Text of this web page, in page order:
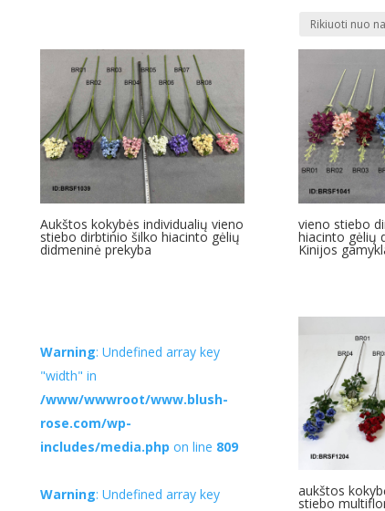
Aukštos kokybės individualių vieno
stiebo dirbtinio šilko hiacinto gėlių
didmeninė prekyba
vieno stiebo
hiacinto gėlių
Kinijos
Warning: Undefined array key
"width" in
/www/wwwroot/www.blush-
rose.com/wp-
includes/media.php on line 809
Warning: Undefined array key
aukštos
stiebo